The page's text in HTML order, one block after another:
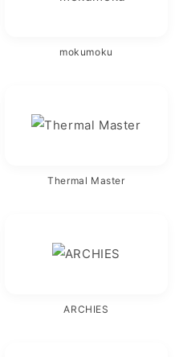
mokumoku
Thermal Master
ARCHIES